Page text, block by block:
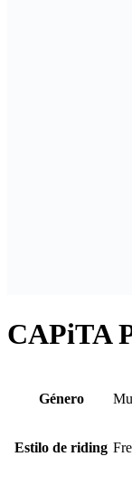
CAPiTA
Género
Estilo de riding